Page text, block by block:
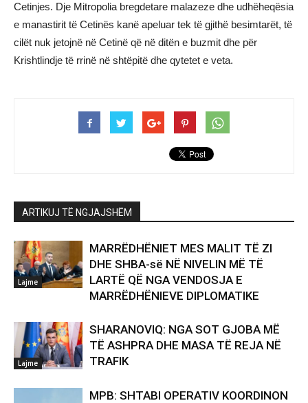
Cetinjes. Dje Mitropolia bregdetare malazeze dhe udhëheqësia
e manastirit të Cetinës kanë apeluar tek të gjithë besimtarët, të
cilët nuk jetojnë në Cetinë që në ditën e buzmit dhe për
Krishtlindje të rrinë në shtëpitë dhe qytetet e veta.
ARTIKUJ TË NGJAJSHËM
Lajme
MARRËDHËNIET MES MALIT TË ZI
DHE SHBA-së NË NIVELIN MË TË
LARTË QË NGA VENDOSJA E
MARRËDHËNIEVE DIPLOMATIKE
Lajme
SHARANOVIQ: NGA SOT GJOBA MË
TË ASHPRA DHE MASA TË REJA NË
TRAFIK
MPB: SHTABI OPERATIV KOORDINON